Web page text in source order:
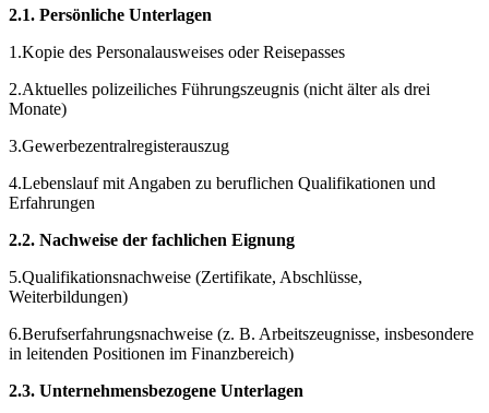
2.1. Persönliche Unterlagen
1.Kopie des Personalausweises oder Reisepasses
2.Aktuelles polizeiliches Führungszeugnis (nicht älter als drei
Monate)
3.Gewerbezentralregisterauszug
4.Lebenslauf mit Angaben zu beruflichen Qualifikationen und
Erfahrungen
2.2. Nachweise der fachlichen Eignung
5.Qualifikationsnachweise (Zertifikate, Abschlüsse,
Weiterbildungen)
6.Berufserfahrungsnachweise (z. B. Arbeitszeugnisse, insbesondere
in leitenden Positionen im Finanzbereich)
2.3. Unternehmensbezogene Unterlagen